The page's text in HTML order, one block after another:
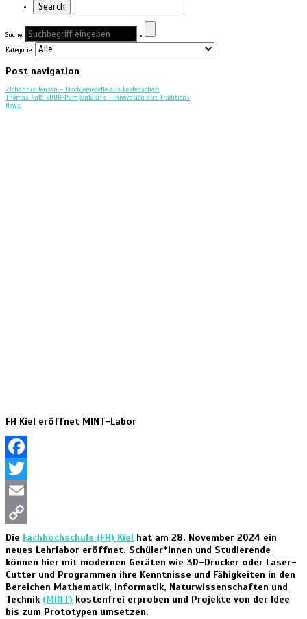
Suche:
s
Kategorie:
Post navigation
<Johannis Jensen – Tischlergeselle aus Leidenschaft
Thomas Naß: EDUR-Pumpenfabrik – Innovation aus Tradition>
News
FH Kiel eröffnet MINT-Labor
Facebook
Twitter
Email
Copy
Die Fachhochschule (FH) Kiel hat am 28. November 2024 ein
neues Lehrlabor eröffnet. Schüler*innen und Studierende
können hier mit modernen Geräten wie 3D-Drucker oder Laser-
Cutter und Programmen ihre Kenntnisse und Fähigkeiten in den
Bereichen Mathematik, Informatik, Naturwissenschaften und
Technik (MINT) kostenfrei erproben und Projekte von der Idee
bis zum Prototypen umsetzen.